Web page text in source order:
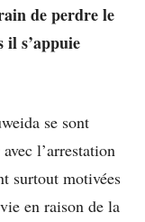
de perdre le
il s’appuie
se sont
l’arrestation
surtout motivées
en raison de la